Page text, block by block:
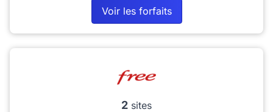
Voir les forfaits
2 sites